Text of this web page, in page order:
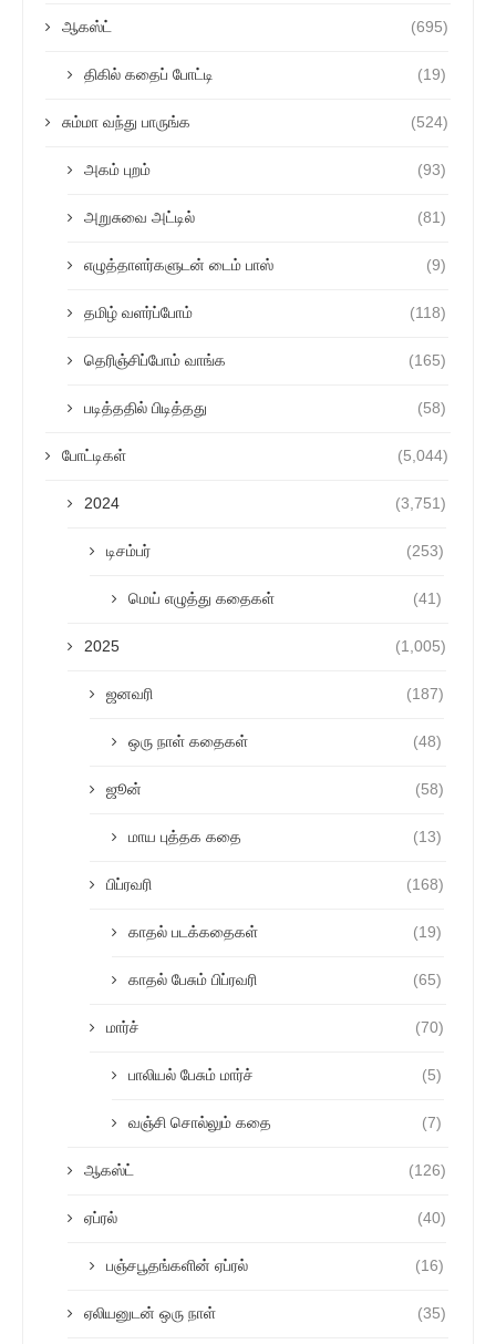
ஆகஸ்ட் (695)
திகில் கதைப் போட்டி (19)
சும்மா வந்து பாருங்க (524)
அகம் புறம் (93)
அறுசுவை அட்டில் (81)
எழுத்தாளர்களுடன் டைம் பாஸ் (9)
தமிழ் வளர்ப்போம் (118)
தெரிஞ்சிப்போம் வாங்க (165)
படித்ததில் பிடித்தது (58)
போட்டிகள் (5,044)
2024 (3,751)
டிசம்பர் (253)
மெய் எழுத்து கதைகள் (41)
2025 (1,005)
ஜனவரி (187)
ஒரு நாள் கதைகள் (48)
ஜூன் (58)
மாய புத்தக கதை (13)
பிப்ரவரி (168)
காதல் படக்கதைகள் (19)
காதல் பேசும் பிப்ரவரி (65)
மார்ச் (70)
பாலியல் பேசும் மார்ச் (5)
வஞ்சி சொல்லும் கதை (7)
ஆகஸ்ட் (126)
ஏப்ரல் (40)
பஞ்சபூதங்களின் ஏப்ரல் (16)
ஏலியனுடன் ஒரு நாள் (35)